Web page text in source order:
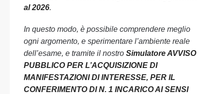
al 2026.
In questo modo, è possibile comprendere meglio
ogni argomento, e sperimentare l’ambiente reale
dell’esame, e tramite il nostro Simulatore AVVISO
PUBBLICO PER L’ACQUISIZIONE DI
MANIFESTAZIONI DI INTERESSE, PER IL
CONFERIMENTO DI N. 1 INCARICO AI SENSI